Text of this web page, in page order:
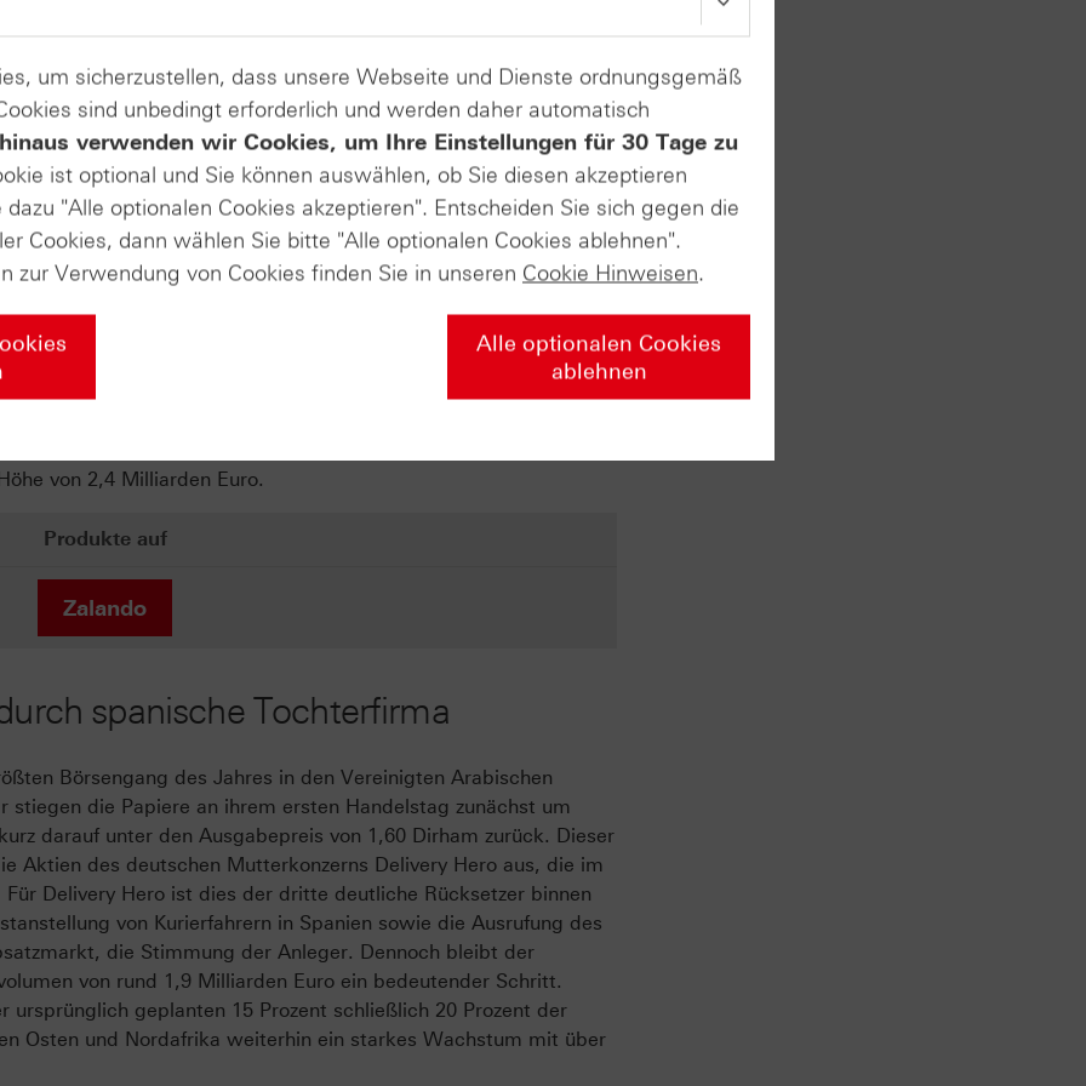
TUI
er den Online-Modehändler About You von der Otto-Gruppe
ist unter anderem die Zielgruppe von About You. Dem 2014
im Auge empfunden, sieht Zalandos Co-Chef Robert Gentz
beide Unternehmen ideal ergänzen würden. Unterdessen
von 2,4 Milliarden Euro.
Produkte auf
Zalando
spanische Tochterfirma
Börsengang des Jahres in den Vereinigten Arabischen
die Papiere an ihrem ersten Handelstag zunächst um
darauf unter den Ausgabepreis von 1,60 Dirham zurück. Dieser
Aktien des deutschen Mutterkonzerns Delivery Hero aus, die im
Delivery Hero ist dies der dritte deutliche Rücksetzer binnen
von Kurierfahrern in Spanien sowie die Ausrufung des
die Stimmung der Anleger. Dennoch bleibt der
von rund 1,9 Milliarden Euro ein bedeutender Schritt.
geplanten 15 Prozent schließlich 20 Prozent der
Osten und Nordafrika weiterhin ein starkes Wachstum mit über
um sicherzustellen, dass unsere Webseite und Dienste ordnungsgemäß
sind unbedingt erforderlich und werden daher automatisch
verwenden wir Cookies, um Ihre Einstellungen für 30 Tage zu
ist optional und Sie können auswählen, ob Sie diesen akzeptieren
"Alle optionalen Cookies akzeptieren". Entscheiden Sie sich gegen die
Cookies, dann wählen Sie bitte "Alle optionalen Cookies ablehnen".
zur Verwendung von Cookies finden Sie in unseren Cookie Hinweisen.
Alle optionalen Cookies
ablehnen